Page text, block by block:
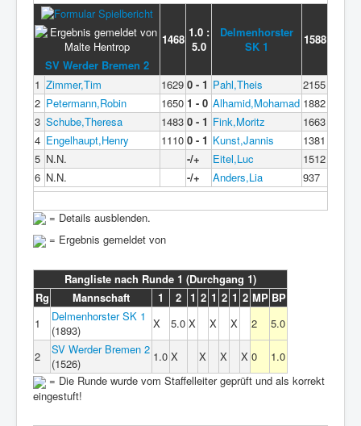
SV Werder Bremen 2
1468 1.0 :
5.0
Delmenhorster
SK 1
1588
1 Zimmer,Tim 1629 0 - 1 Pahl,Theis
2155
2 Petermann,Robin 1650 1 - 0 Alhamid,Mohamad 1882
3 Schube,Theresa 1483 0 - 1 Fink,Moritz
1663
4 Engelhaupt,Henry 1110 0 - 1 Kunst,Jannis
1381
5 N.N. -/+ Eitel,Luc
1512
6 N.N. -/+ Anders,Lia 937
= Details ausblenden.
= Ergebnis gemeldet von
Rangliste nach Runde 1 (Durchgang 1)
Rg
Mannschaft 1 2 1 2 1 2 1 2 MP BP
1
Delmenhorster SK 1
(1893)
X 5.0 X X X 2 5.0
2
SV Werder Bremen 2
(1526)
1.0 X X X X 0
1.0
= Die Runde wurde vom Staffelleiter geprüft und als korrekt
eingestuft!